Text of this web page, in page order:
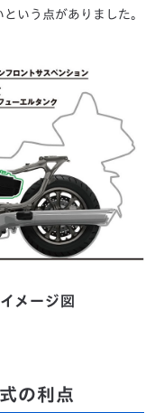
いう点がありました。
メージ図
の利点